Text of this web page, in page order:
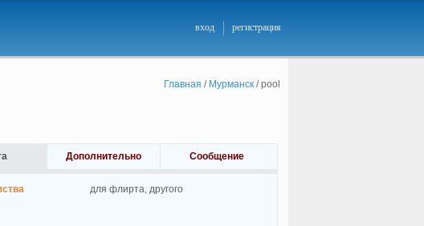
вход регистрация
Главная / Мурманск/pool
Дополнительно Сообщение
для флирта, другого